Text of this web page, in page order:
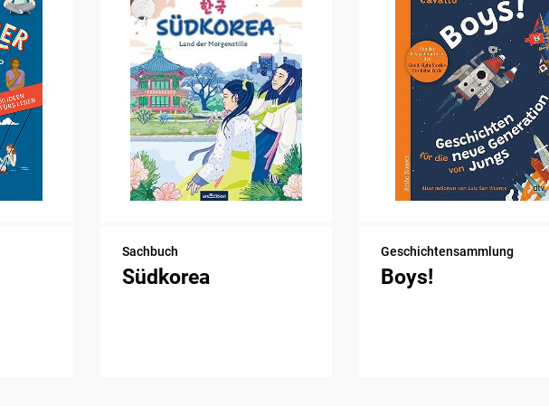
Sachbuch
Südkorea
Geschichtensammlung
Boys!